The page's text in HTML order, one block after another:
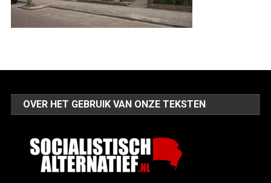
OVER HET GEBRUIK VAN ONZE TEKSTEN